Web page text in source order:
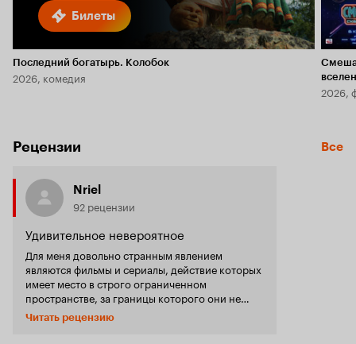
Билеты
Последний богатырь. Колобок
2026, комедия
2026,
Рецензии Все
Nriel
92 рецензии
Удивительное невероятное
Для меня довольно странным явлением
являются фильмы и сериалы, действие которых
имеет место в строго ограниченном
пространстве, за границы которого они не
выходят ни на сантиметр. Такие истории не
хуже смотрелись бы на театральной сцене, тем
Читать рецензию